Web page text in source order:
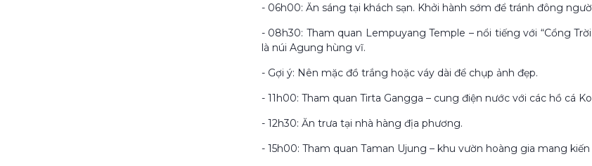
- 06h00: Ăn sáng tại khách sạn. Khởi hành sớm để tránh đông
- 08h30: Tham quan Lempuyang Temple – nổi tiếng với “Cổng
là núi Agung hùng vĩ.
- Gợi ý: Nên mặc đồ trắng hoặc váy dài để chụp ảnh đẹp.
- 11h00: Tham quan Tirta Gangga – cung điện nước với các hồ cá
- 12h30: Ăn trưa tại nhà hàng địa phương.
- 15h00: Tham quan Taman Ujung – khu vườn hoàng gia mang